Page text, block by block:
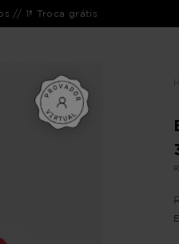
// 1ª Troca grátis